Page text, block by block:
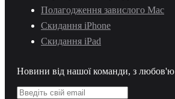
Полагодження завислого Mac
Скидання iPhone
Скидання iPad
Новини від нашої команди, з любов'ю